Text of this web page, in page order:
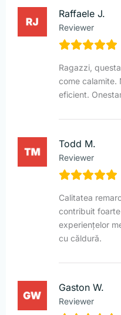
Raffaele J.
Reviewer
Ragazzi,
come calamite.
eficient.
Todd M.
Reviewer
Calitatea
contribuit
experiențelor
cu căldură.
Gaston W.
Reviewer